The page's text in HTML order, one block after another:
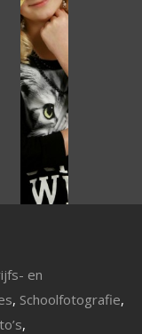
en
, Schoolfotografie,
,